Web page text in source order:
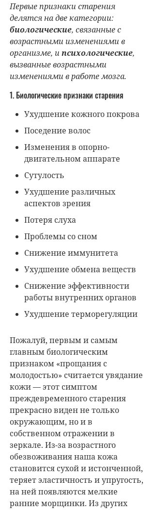
Первые признаки старения
делятся на две категории:
биологические, связанные с
возрастными изменениями в
организме, и психологические,
вызванныевозрастными
изменениями в работе мозга.
1. Биологические признаки старения
Ухудшение кожного покрова
Поседение волос
Изменения в опорно-
двигательном аппарате
Сутулость
Ухудшение различных
аспектов зрения
Потеря слуха
Проблемы со сном
Снижение иммунитета
Ухудшение обмена веществ
Снижение эффективности
работы внутренних органов
Ухудшение терморегуляции
Пожалуй, первым и самым
главным биологическим
признаком «прощания с
молодостью» считается увядание
кожи — этот симптом
преждевременного старения
прекрасно виден не только
окружающим, но и в
собственном отражении в
зеркале. Из-за возрастного
обезвоживания наша кожа
становится сухой и истонченной,
теряет эластичность и упругость,
на ней появляются мелкие
ранние морщинки. Из других